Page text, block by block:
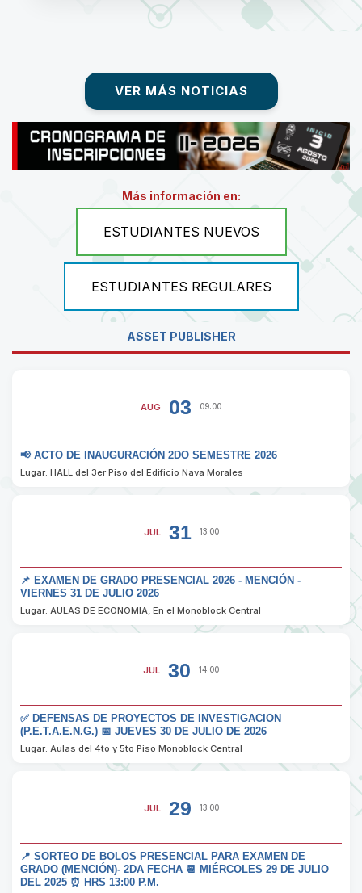
VER MÁS NOTICIAS
Más información en:
ESTUDIANTES NUEVOS
ESTUDIANTES REGULARES
ASSET PUBLISHER
AUG 03 09:00
📢 ACTO DE INAUGURACIÓN 2DO SEMESTRE 2026
Lugar: HALL del 3er Piso del Edificio Nava Morales
JUL 31 13:00
📌 EXAMEN DE GRADO PRESENCIAL 2026 - MENCIÓN -
VIERNES 31 DE JULIO 2026
Lugar: AULAS DE ECONOMIA, En el Monoblock Central
JUL 30 14:00
✅ DEFENSAS DE PROYECTOS DE INVESTIGACION
(P.E.T.A.E.N.G.) 📅 JUEVES 30 DE JULIO DE 2026
Lugar: Aulas del 4to y 5to Piso Monoblock Central
JUL 29 13:00
📍 SORTEO DE BOLOS PRESENCIAL PARA EXAMEN DE
GRADO (MENCIÓN)- 2DA FECHA 📆 MIÉRCOLES 29 DE JULIO
DEL 2025 ⏰ HRS 13:00 P.M.